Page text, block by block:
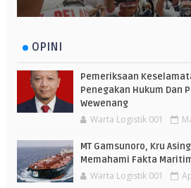
OPINI
Pemeriksaan
Penegakan Hukum Dan
Wewenang
Warta Logistik 001
MT Gamsunoro, Kru
Memahami Fakta
Warta Logistik 001